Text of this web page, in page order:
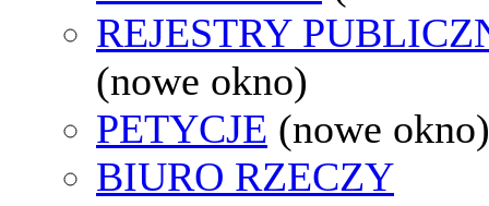
REJESTRY
(nowe okno)
PETYCJE (nowe okno)
BIURO RZECZY